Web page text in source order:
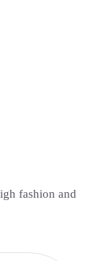
fashion and